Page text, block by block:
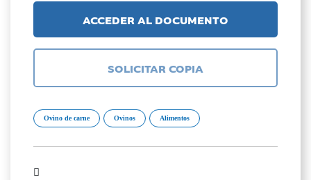
ACCEDER AL DOCUMENTO
SOLICITAR COPIA
Ovino de carne Ovinos Alimentos